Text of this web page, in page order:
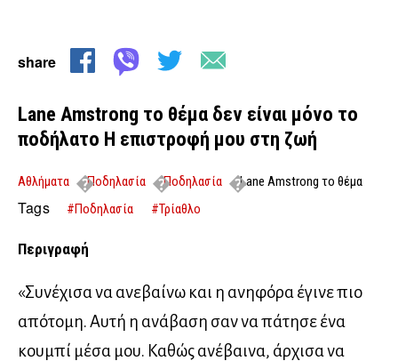
share
Lane Amstrong το θέμα δεν είναι μόνο το
ποδήλατο Η επιστροφή μου στη ζωή
Αθλήματα Ποδηλασία Ποδηλασία
Lane Amstrong το θέμα
δεν είναι μόνο το ποδήλατο Η επιστροφή μου στη ζωή
Tags #Ποδηλασία #Τρίαθλο
Περιγραφή
«Συνέχισα να ανεβαίνω και η ανηφόρα έγινε πιο
απότομη. Αυτή η ανάβαση σαν να πάτησε ένα
κουμπί μέσα μου. Καθώς ανέβαινα, άρχισα να